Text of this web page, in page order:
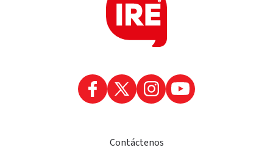
Contáctenos